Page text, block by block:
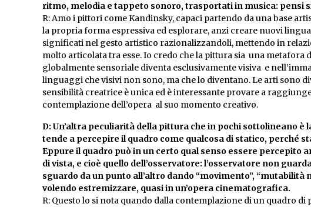
ritmo, melodia e tappeto sonoro, trasportati in musica: pensi
R: Amo i pittori come Kandinsky, capaci partendo da una base
la propria forma espressiva ed esplorare, anzi creare nuovi
significati nel gesto artistico razionalizzandoli, mettendo in
molto articolata tra esse. Io credo che la pittura sia una metafora
globalmente sensoriale diventa esclusivamente visiva e
linguaggi che visivi non sono, ma che lo diventano. Le arti sono
sensibilità creatrice è unica ed è interessante provare a
contemplazione dell’opera al suo momento creativo.
D: Un’altra peculiarità della pittura che in pochi sottolineano è
tende a percepire il quadro come qualcosa di statico, perché
Eppure il quadro può in un certo qual senso essere percepito
di vista, e cioè quello dell’osservatore: l’osservatore non
sguardo da un punto all’altro dando “movimento”,
volendo estremizzare, quasi in un’opera cinematografica.
R: Questo lo si nota quando dalla contemplazione di un quadro di